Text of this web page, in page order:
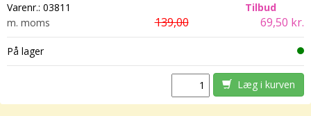
Varenr.: 03811
Tilbud
m. moms
139,00 69,50 kr.
På lager
Læg i kurven